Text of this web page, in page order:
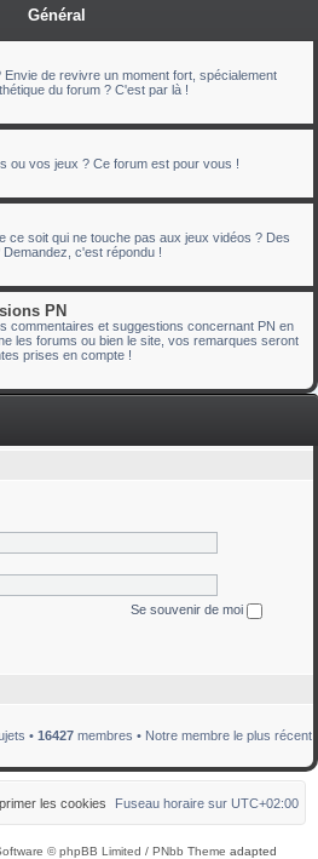
Général
Envie de revivre un moment fort, spécialement
du forum ? C'est par là !
ou vos jeux ? Ce forum est pour vous !
ce soit qui ne touche pas aux jeux vidéos ? Des
c'est répondu !
PN
commentaires et suggestions concernant PN en
les forums ou bien le site, vos remarques seront
prises en compte !
Se souvenir de moi
• 16427 membres • Notre membre le plus récent
Fuseau horaire sur UTC+02:00
les cookies
© phpBB Limited / PNbb Theme adapted